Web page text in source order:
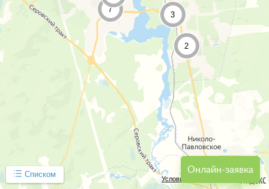
Онлайн-заявка
Условия использования
Списком
7
3
2